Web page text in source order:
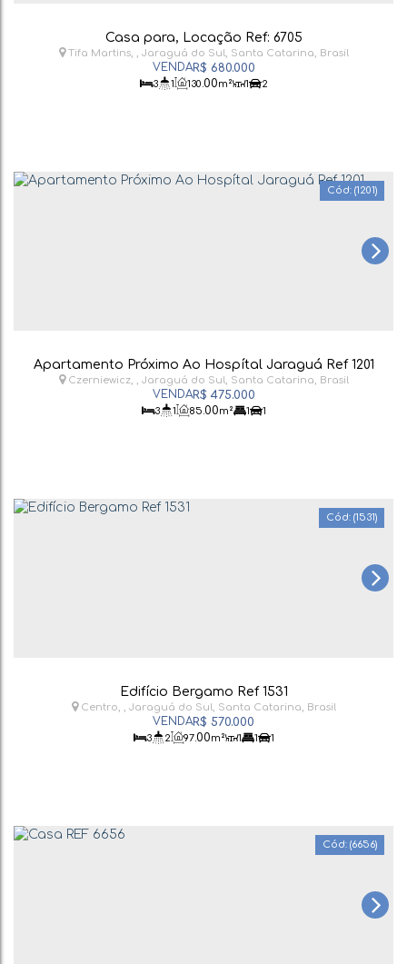
Casa para, Locação Ref: 6705
R$ 680.000
Tifa Martins , Jaraguá do Sul, Santa Catarina, Brasil
3 1 130 .00m² 1 2
(1201)
Apartamento Próximo Ao Hospítal Jaraguá Ref 1201
R$ 475.000
Czerniewicz , Jaraguá do Sul, Santa Catarina, Brasil
3 1 85 .00m² 1 1
(1531)
Edifício Bergamo Ref 1531
R$ 570.000
Centro , Jaraguá do Sul, Santa Catarina, Brasil
3 2 97.00m² 1 1 1
(6656)